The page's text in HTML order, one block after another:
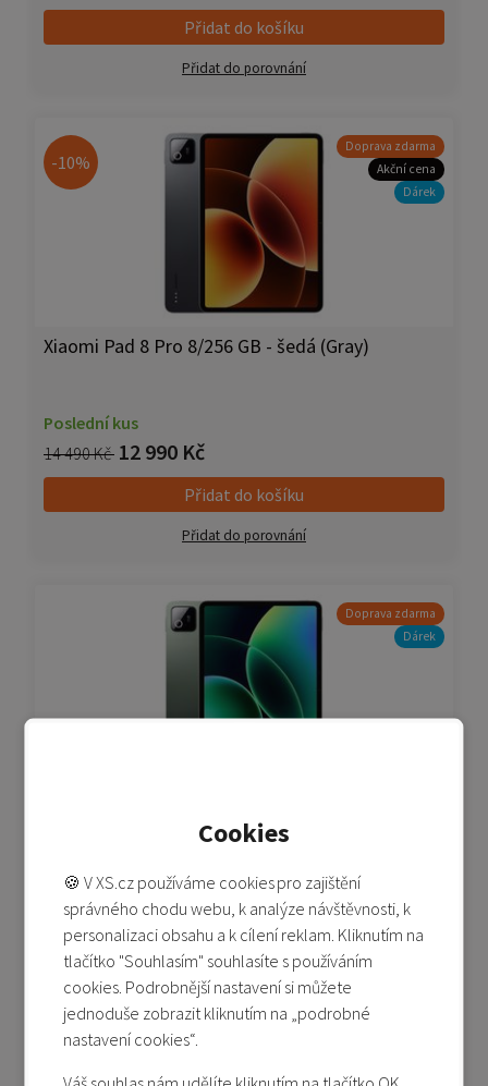
Cookies
🍪 V XS.cz používáme cookies pro zajištění
správného chodu webu, k analýze návštěvnosti, k
personalizaci obsahu a k cílení reklam. Kliknutím na
tlačítko "Souhlasím" souhlasíte s používáním
cookies. Podrobnější nastavení si můžete
jednoduše zobrazit kliknutím na „podrobné
nastavení cookies“.
Přidat do košíku
Přidat do porovnání
-10%
Doprava zdarma
Akční cena
Dárek
Xiaomi Pad 8 Pro 8/256 GB - šedá (Gray)
Poslední kus
14 490 Kč 12 990 Kč
Přidat do košíku
Přidat do porovnání
Doprava zdarma
Dárek
Není skladem
16 990 Kč
Detail produktu
Přidat do porovnání
Doprava zdarma